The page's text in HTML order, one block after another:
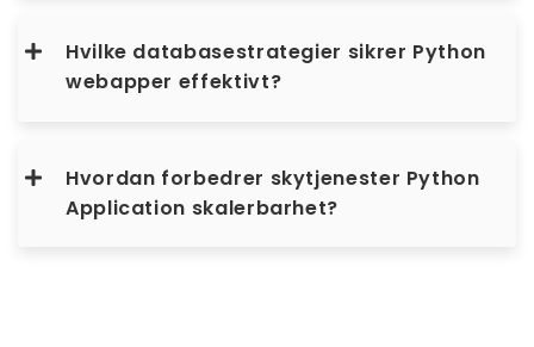
Hvilke databasestrategier sikrer Python
webapper effektivt?
Hvordan forbedrer skytjenester Python
Application skalerbarhet?